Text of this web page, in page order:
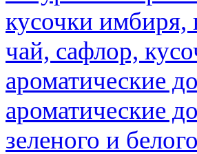
кусочки имбиря,
чай, сафлор,
ароматические
ароматические
зеленого и